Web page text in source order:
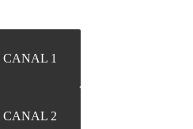
CANAL 1
CANAL 2